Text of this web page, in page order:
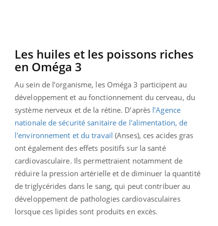
Les huiles et les poissons riches
en Oméga 3
Au sein de l’organisme, les Oméga 3 participent au
développement et au fonctionnement du cerveau, du
système nerveux et de la rétine. D’après l’Agence
nationale de sécurité sanitaire de l'alimentation, de
l'environnement et du travail (Anses), ces acides gras
ont également des effets positifs sur la santé
cardiovasculaire. Ils permettraient notamment de
réduire la pression artérielle et de diminuer la quantité
de triglycérides dans le sang, qui peut contribuer au
développement de pathologies cardiovasculaires
lorsque ces lipides sont produits en excès.